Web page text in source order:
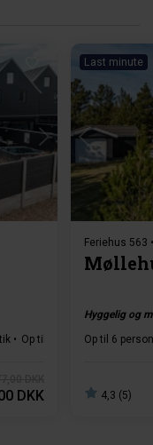
Op til 1 husdyr 3 soverum
DKK
Last minute
Feriehus 563
Hyggelig og
Op til 6
4,3 (5)